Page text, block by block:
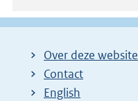
Over deze website
Contact
English